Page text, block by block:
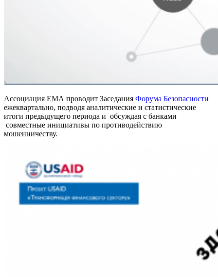
Ассоциация ЕМА проводит Заседания Форума Безопасности
ежеквартально, подводя аналитические и статистические
итоги предыдущего периода и обсуждая с банками
совместные инициативы по противодействию
мошенничеству.